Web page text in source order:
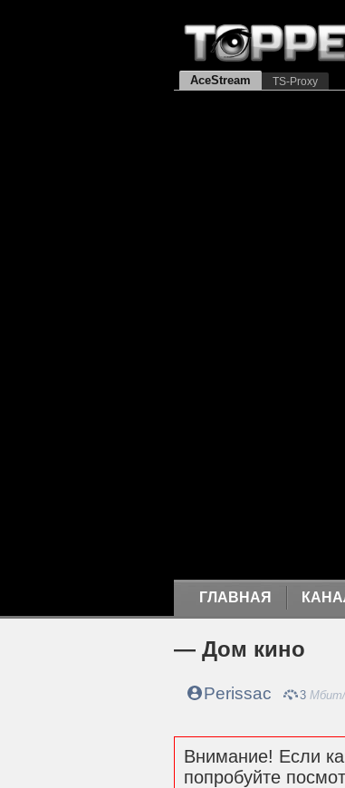
AceStream TS-Proxy
ГЛАВНАЯ
— Дом кино
Perissac 3
Внимание! Если
попробуйте